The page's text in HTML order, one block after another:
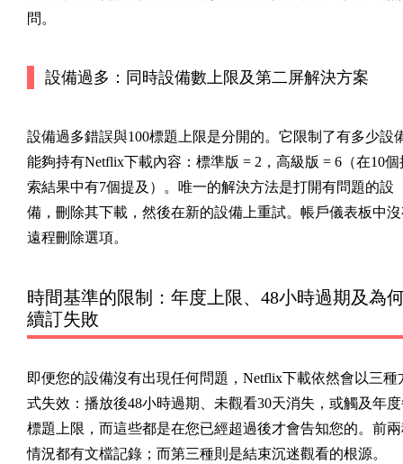
問。
設備過多：同時設備數上限及第二屏解決方案
設備過多錯誤與100標題上限是分開的。它限制了有多少設
能夠持有Netflix下載內容：標準版 = 2，高級版 = 6（在10個
索結果中有7個提及）。唯一的解決方法是打開有問題的設
備，刪除其下載，然後在新的設備上重試。帳戶儀表板中
遠程刪除選項。
時間基準的限制：年度上限、48小時過期及為
續訂失敗
即便您的設備沒有出現任何問題，Netflix下載依然會以三種
式失效：播放後48小時過期、未觀看30天消失，或觸及年
標題上限，而這些都是在您已經超過後才會告知您的。前
情況都有文檔記錄；而第三種則是結束沉迷觀看的根源。